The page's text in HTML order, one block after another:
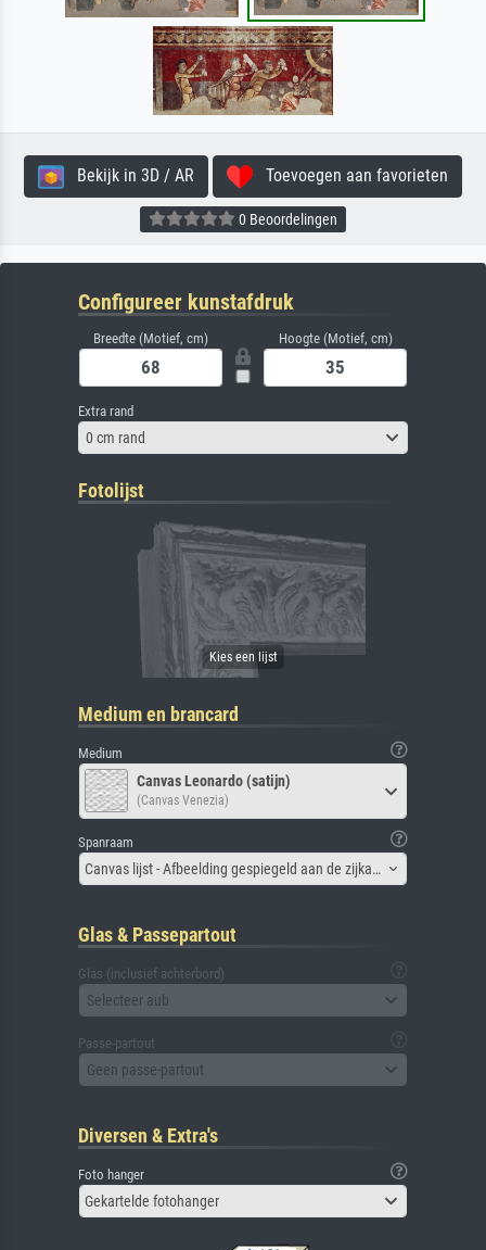
Bekijk in 3D / AR Toevoegen aan favorieten
0 Beoordelingen
Configureer kunstafdruk
Breedte (Motief, cm) Hoogte (Motief, cm)
Extra rand
0 cm rand
Fotolijst
Medium en brancard
Medium
Canvas Leonardo (satijn)
(Canvas Venezia)
Spanraam
Canvas lijst - Afbeelding gespiegeld aan de zijkant
Glas & Passepartout
Glas (inclusief achterbord)
Selecteer aub
Passe-partout
Geen passe-partout
Diversen & Extra's
Foto hanger
Gekartelde fotohanger